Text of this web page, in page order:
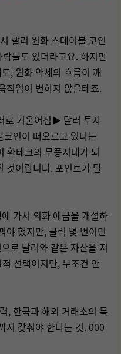
빨리 원화 스테이블 코인
들도 있더라고요. 하지만
, 원화 약세의 흐름이 깨
직임이 변하지 않을테죠.
로 기울어짐▶ 달러 투자
인이 떠오르고 있다는
환테크의 무풍지대가 되
것이랍니다. 포인트가 달
가서 외화 예금을 개설하
야 했지만, 클릭 몇 번이면
로 달러와 같은 자산을 지
선택이지만, 무조건 안
, 한국과 해외 거래소의 특
지 갖춰야 한다는 것. 000